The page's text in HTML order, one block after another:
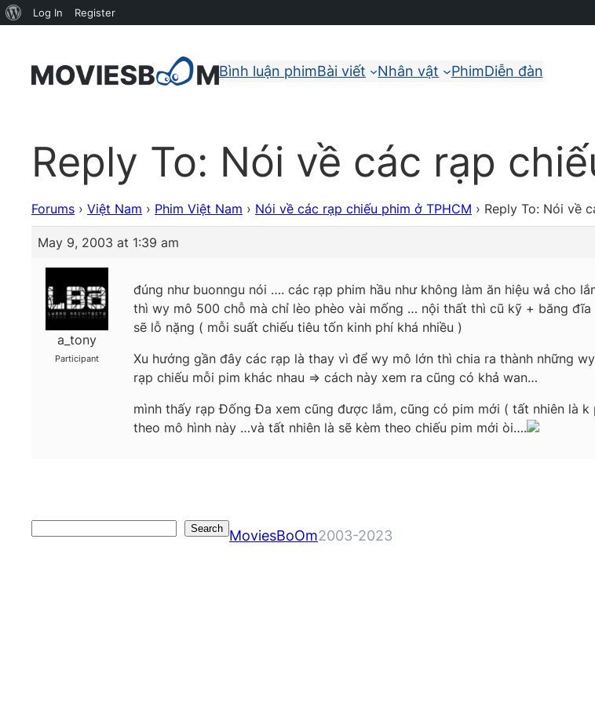
Bình luận phimBài viết Nhân vật PhimDiễn đàn
Reply To: Nói về các rạp
Forums › Việt Nam › Phim Việt Nam › Nói về các rạp chiếu phim ở TPHCM › Reply To: Nói về
May 9, 2003 at 1:39 am
a_tony
Participant
đúng như buonngu nói …. các rạp phim hầu như không làm ăn hiệu wả cho
thì wy mô 500 chỗ mà chỉ lèo phèo vài mống … nội thất thì cũ kỹ + băng
sẽ lỗ nặng ( mỗi suất chiếu tiêu tốn kinh phí khá nhiều )
Xu hướng gần đây các rạp là thay vì để wy mô lớn thì chia ra thành những
rạp chiếu mỗi pim khác nhau => cách này xem ra cũng có khả wan…
mình thấy rạp Đống Đa xem cũng được lắm, cũng có pim mới ( tất nhiên là
theo mô hình này …và tất nhiên là sẽ kèm theo chiếu pim mới òi….
Search MoviesBoOm2003-2023
About
Log In Register